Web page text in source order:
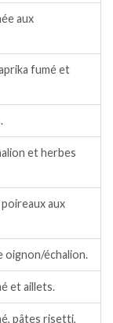
aux
fumé et
et herbes
aux
oignon/échalion.
et aillets.
pâtes risetti,